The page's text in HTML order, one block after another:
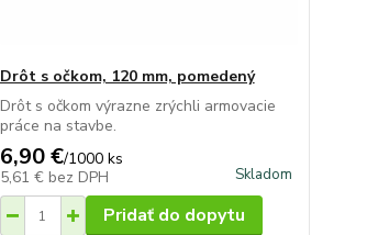
Drôt s očkom, 120 mm, pomedený
Drôt s očkom výrazne zrýchli armovacie
práce na stavbe.
6,90 €/1000 ks
5,61 € bez DPH Skladom
Pridať do dopytu